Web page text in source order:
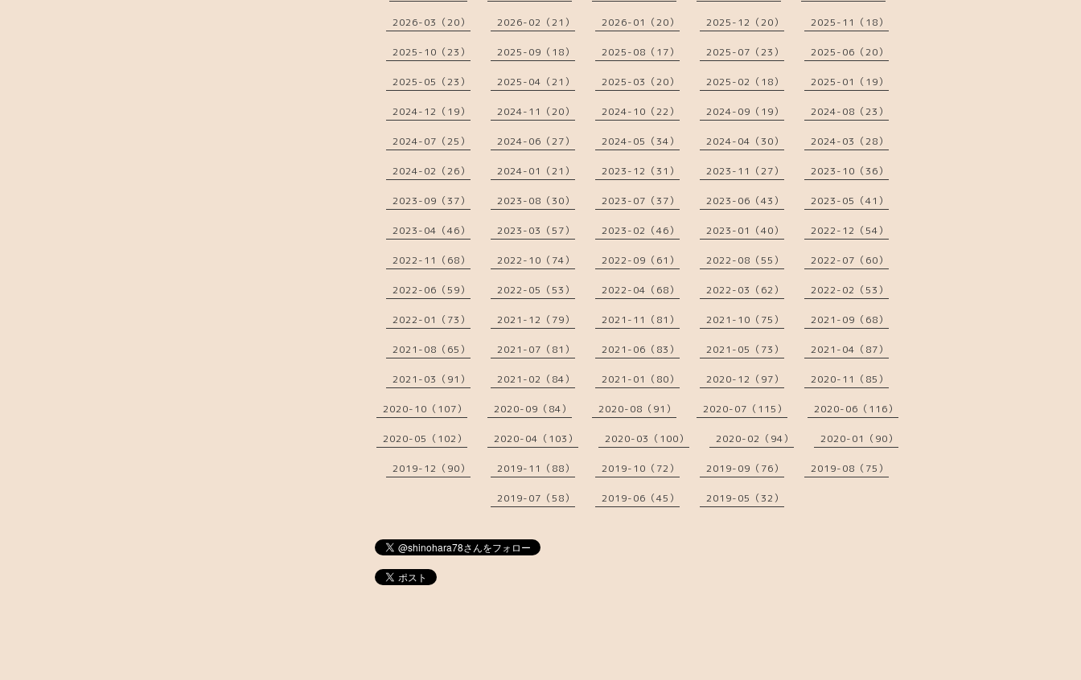
2026-03（20） 2026-02（21） 2026-01（20） 2025-12（20） 2025-11（18）
2025-10（23） 2025-09（18） 2025-08（17） 2025-07（23） 2025-06（20）
2025-05（23） 2025-04（21） 2025-03（20） 2025-02（18） 2025-01（19）
2024-12（19） 2024-11（20） 2024-10（22） 2024-09（19） 2024-08（23）
2024-07（25） 2024-06（27） 2024-05（34） 2024-04（30） 2024-03（28）
2024-02（26） 2024-01（21） 2023-12（31） 2023-11（27） 2023-10（36）
2023-09（37） 2023-08（30） 2023-07（37） 2023-06（43） 2023-05（41）
2023-04（46） 2023-03（57） 2023-02（46） 2023-01（40） 2022-12（54）
2022-11（68） 2022-10（74） 2022-09（61） 2022-08（55） 2022-07（60）
2022-06（59） 2022-05（53） 2022-04（68） 2022-03（62） 2022-02（53）
2022-01（73） 2021-12（79） 2021-11（81） 2021-10（75） 2021-09（68）
2021-08（65） 2021-07（81） 2021-06（83） 2021-05（73） 2021-04（87）
2021-03（91） 2021-02（84） 2021-01（80） 2020-12（97） 2020-11（85）
2020-10（107） 2020-09（84） 2020-08（91） 2020-07（115） 2020-06（116）
2020-05（102） 2020-04（103） 2020-03（100） 2020-02（94） 2020-01（90）
2019-12（90） 2019-11（88） 2019-10（72） 2019-09（76） 2019-08（75）
2019-07（58） 2019-06（45） 2019-05（32）